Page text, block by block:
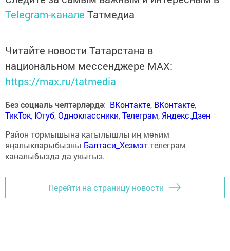
Telegram-канале Татмедиа
Читайте новости Татарстана в
национальном мессенджере MАХ:
https://max.ru/tatmedia
Без социаль челтәрләрдә: ВКонтакте, ВКонтакте,
ТикТок, Ютуб,Одноклассники,Телеграм, Яндекс.Дзен
Район тормышына кагылышлы иң мөһим
яңалыкларыбызны Балтаси_Хезмэттелеграм
каналыбызда да укыгыз.
Перейти на страницу новости